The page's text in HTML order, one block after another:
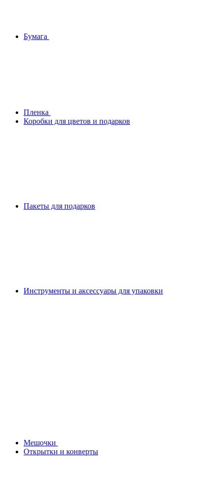
Бумага
Плeнка
Коробки для цветов и подарков
Пакеты для подарков
Инструменты и аксессуары для упаковки
Мешочки
Открытки и конверты